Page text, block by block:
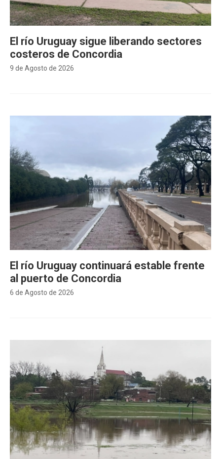
9 de Agosto de 2026
El río Uruguay sigue liberando sectores
costeros de Concordia
6 de Agosto de 2026
El río Uruguay continuará estable frente
al puerto de Concordia